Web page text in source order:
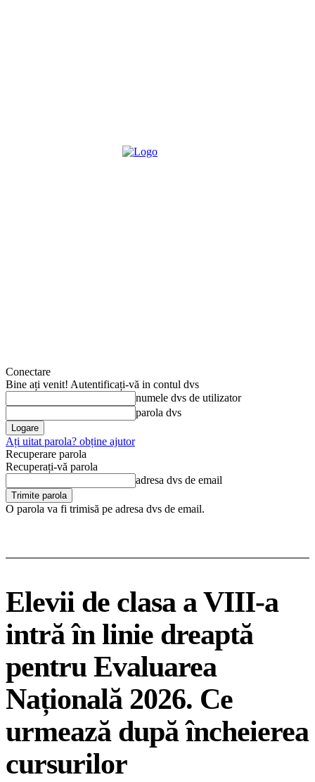
Conectare
Bine ați venit! Autentificați-vă in contul dvs
numele dvs de utilizator
parola dvs
Ați uitat parola? obține ajutor
Recuperare parola
Recuperați-vă parola
adresa dvs de email
O parola va fi trimisă pe adresa dvs de email.
Elevii de clasa a VIII-a
intră în linie dreaptă
pentru Evaluarea
Națională 2026. Ce
urmează după încheierea
cursurilor